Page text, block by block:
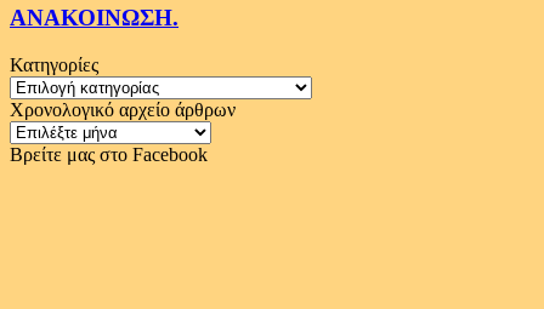
ΑΝΑΚΟΙΝΩΣΗ.
Κατηγορίες
Κατηγορίες
Χρονολογικό αρχείο άρθρων
Χρονολογικό
αρχείο
Βρείτε μας στο Facebook